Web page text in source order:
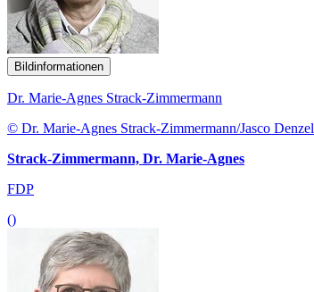
Bildinformationen
Dr. Marie-Agnes Strack-Zimmermann
© Dr. Marie-Agnes Strack-Zimmermann/Jasco Denzel
Strack-Zimmermann, Dr. Marie-Agnes
FDP
()